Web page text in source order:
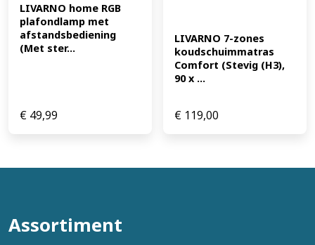
LIVARNO home RGB
plafondlamp met
afstandsbediening
(Met ster...
€ 49,99
LIVARNO 7-zones
koudschuimmatras
Comfort (Stevig (H3),
90 x ...
€ 119,00
Assortiment